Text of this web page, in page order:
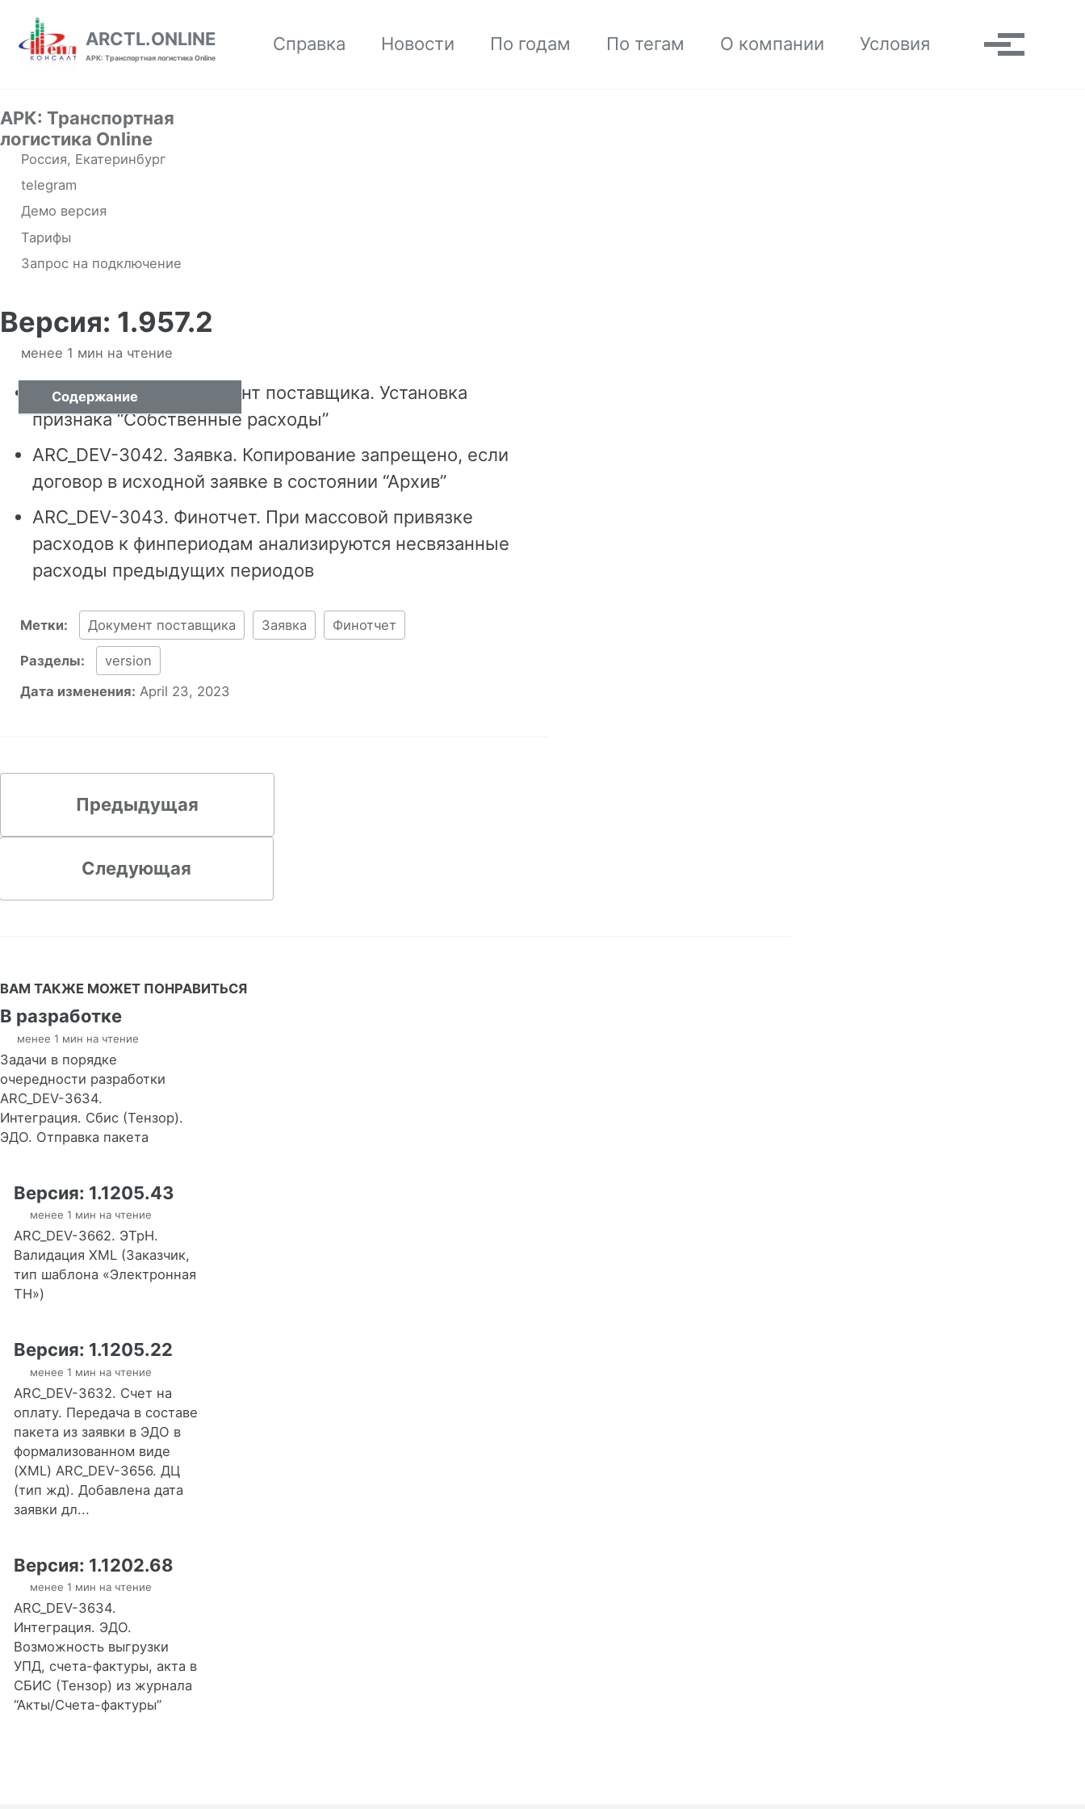
ARCTL.ONLINE
АРК: Транспортная логистика Online
Справка Новости По годам По тегам О компании Условия Toggle search
АРК: Транспортная
логистика Online
Россия, Екатеринбург
telegram
Демо версия
Тарифы
Запрос на подключение
Версия: 1.957.2
менее 1 мин на чтение
Содержание
ARC_DEV-3038. Документ поставщика. Установка
признака “Собственные расходы”
ARC_DEV-3042. Заявка. Копирование запрещено, если
договор в исходной заявке в состоянии “Архив”
ARC_DEV-3043. Финотчет. При массовой привязке
расходов к финпериодам анализируются несвязанные
расходы предыдущих периодов
Метки: Документ поставщика Заявка Финотчет
Разделы:
version
Дата изменения: April 23, 2023
Предыдущая
Следующая
ВАМ ТАКЖЕ МОЖЕТ ПОНРАВИТЬСЯ
В разработке
менее 1 мин на чтение
Задачи в порядке
очередности разработки
ARC_DEV-3634.
Интеграция. Сбис (Тензор).
ЭДО. Отправка пакета
Версия: 1.1205.43
менее 1 мин на чтение
ARC_DEV-3662. ЭТрН.
Валидация XML (Заказчик,
тип шаблона «Электронная
ТН»)
Версия: 1.1205.22
менее 1 мин на чтение
ARC_DEV-3632. Счет на
оплату. Передача в составе
пакета из заявки в ЭДО в
формализованном виде
(XML) ARC_DEV-3656. ДЦ
(тип жд). Добавлена дата
заявки дл...
Версия: 1.1202.68
менее 1 мин на чтение
ARC_DEV-3634.
Интеграция. ЭДО.
Возможность выгрузки
УПД, счета-фактуры, акта в
СБИС (Тензор) из журнала
“Акты/Счета-фактуры”